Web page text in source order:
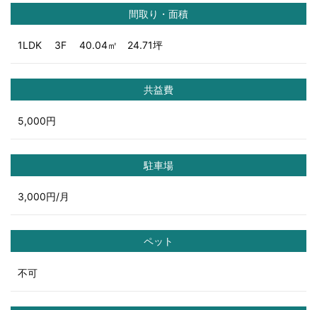
間取り・面積
1LDK 3F 40.04㎡ 24.71坪
共益費
5,000円
駐車場
3,000円/月
ペット
不可